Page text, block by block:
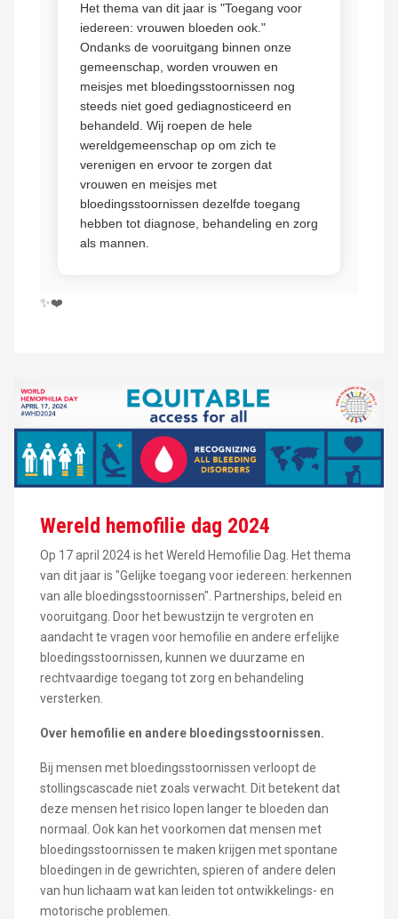
Het thema van dit jaar is "Toegang voor
iedereen: vrouwen bloeden ook."
Ondanks de vooruitgang binnen onze
gemeenschap, worden vrouwen en
meisjes met bloedingsstoornissen nog
steeds niet goed gediagnosticeerd en
behandeld. Wij roepen de hele
wereldgemeenschap op om zich te
verenigen en ervoor te zorgen dat
vrouwen en meisjes met
bloedingsstoornissen dezelfde toegang
hebben tot diagnose, behandeling en zorg
als mannen.
✨❤️
Wereld hemofilie dag 2024
Op 17 april 2024 is het Wereld Hemofilie Dag. Het thema
van dit jaar is "Gelijke toegang voor iedereen: herkennen
van alle bloedingsstoornissen". Partnerships, beleid en
vooruitgang. Door het bewustzijn te vergroten en
aandacht te vragen voor hemofilie en andere erfelijke
bloedingsstoornissen, kunnen we duurzame en
rechtvaardige toegang tot zorg en behandeling
versterken.
Over hemofilie en andere bloedingsstoornissen.
Bij mensen met bloedingsstoornissen verloopt de
stollingscascade niet zoals verwacht. Dit betekent dat
deze mensen het risico lopen langer te bloeden dan
normaal. Ook kan het voorkomen dat mensen met
bloedingsstoornissen te maken krijgen met spontane
bloedingen in de gewrichten, spieren of andere delen
van hun lichaam wat kan leiden tot ontwikkelings- en
motorische problemen.